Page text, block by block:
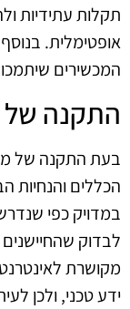
תקלות עתידיות
אופטימלית.
המכשירים
התקנה של
בעת התקנה של
הכללים והנחיות
במדויק כפי
לבדוק
מקושרת
ידע טכני, ולכן